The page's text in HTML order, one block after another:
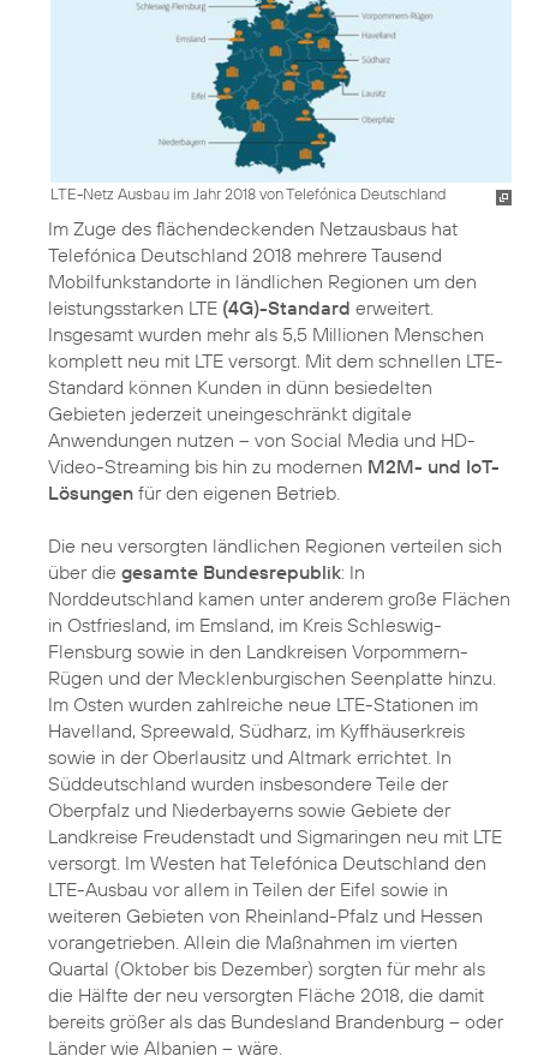
LTE-Netz Ausbau im Jahr 2018 von Telefónica Deutschland
Im Zuge des flächendeckenden Netzausbaus hat
Telefónica Deutschland 2018 mehrere Tausend
Mobilfunkstandorte in ländlichen Regionen um den
leistungsstarken LTE (4G)-Standard erweitert.
Insgesamt wurden mehr als 5,5 Millionen Menschen
komplett neu mit LTE versorgt. Mit dem schnellen LTE-
Standard können Kunden in dünn besiedelten
Gebieten jederzeit uneingeschränkt digitale
Anwendungen nutzen – von Social Media und HD-
Video-Streaming bis hin zu modernen M2M- und IoT-
Lösungen für den eigenen Betrieb.
Die neu versorgten ländlichen Regionen verteilen sich
über die gesamte Bundesrepublik: In
Norddeutschland kamen unter anderem große Flächen
in Ostfriesland, im Emsland, im Kreis Schleswig-
Flensburg sowie in den Landkreisen Vorpommern-
Rügen und der Mecklenburgischen Seenplatte hinzu.
Im Osten wurden zahlreiche neue LTE-Stationen im
Havelland, Spreewald, Südharz, im Kyffhäuserkreis
sowie in der Oberlausitz und Altmark errichtet. In
Süddeutschland wurden insbesondere Teile der
Oberpfalz und Niederbayerns sowie Gebiete der
Landkreise Freudenstadt und Sigmaringen neu mit LTE
versorgt. Im Westen hat Telefónica Deutschland den
LTE-Ausbau vor allem in Teilen der Eifel sowie in
weiteren Gebieten von Rheinland-Pfalz und Hessen
vorangetrieben. Allein die Maßnahmen im vierten
Quartal (Oktober bis Dezember) sorgten für mehr als
die Hälfte der neu versorgten Fläche 2018, die damit
bereits größer als das Bundesland Brandenburg – oder
Länder wie Albanien – wäre.